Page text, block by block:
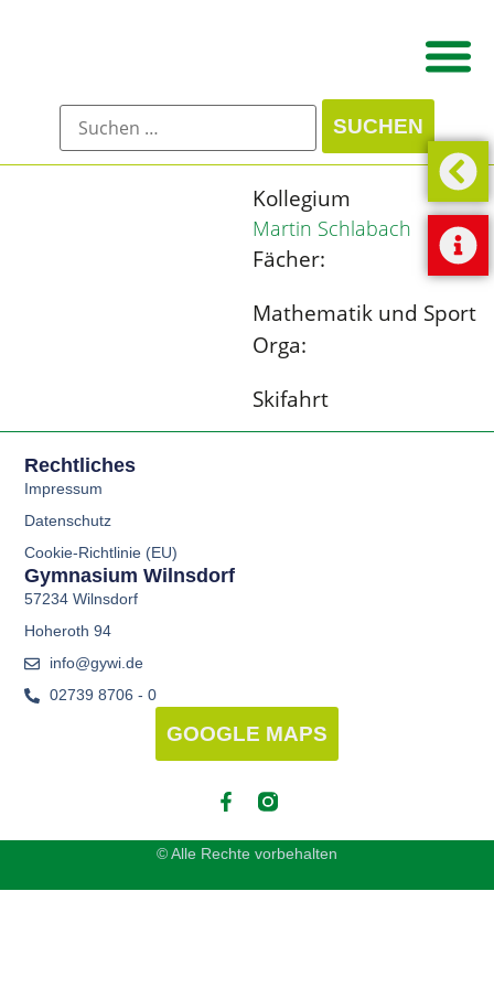
Kollegium
Martin Schlabach
Fächer:
Mathematik und Sport
Orga:
Skifahrt
Rechtliches
Impressum
Datenschutz
Cookie-Richtlinie (EU)
Gymnasium Wilnsdorf
57234 Wilnsdorf
Hoheroth 94
info@gywi.de
02739 8706 - 0
GOOGLE MAPS
© Alle Rechte vorbehalten